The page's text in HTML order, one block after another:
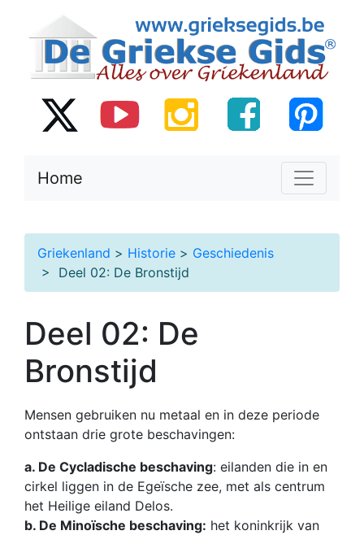
Home
Griekenland > Historie > Geschiedenis
> Deel 02: De Bronstijd
Deel 02: De
Bronstijd
Mensen gebruiken nu metaal en in deze periode
ontstaan drie grote beschavingen:
a. De Cycladische beschaving: eilanden die in en
cirkel liggen in de Egeïsche zee, met als centrum
het Heilige eiland Delos.
b. De Minoïsche beschaving: het koninkrijk van